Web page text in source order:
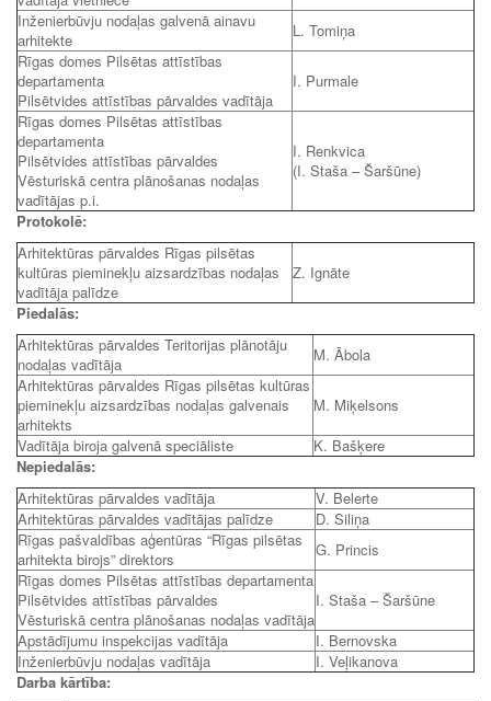
Inženierbūvju nodaļas galvenā ainavu
arhitekte
L. Tomiņa
Rīgas domes Pilsētas attīstības
departamenta
Pilsētvides attīstības pārvaldes vadītāja
I. Purmale
Rīgas domes Pilsētas attīstības
departamenta
Pilsētvides attīstības pārvaldes
Vēsturiskā centra plānošanas nodaļas
vadītājas p.i.
I. Renkvica
(I. Staša – Šaršūne)
Protokolē:
Arhitektūras pārvaldes Rīgas pilsētas
kultūras pieminekļu aizsardzības nodaļas
vadītāja palīdze
Z. Ignāte
Piedalās:
Arhitektūras pārvaldes Teritorijas plānotāju
nodaļas vadītāja
M. Ābola
Arhitektūras pārvaldes Rīgas pilsētas kultūras
pieminekļu aizsardzības nodaļas galvenais
arhitekts
M. Miķelsons
Vadītāja biroja galvenā speciāliste
K. Bašķere
Nepiedalās:
Arhitektūras pārvaldes vadītāja
V. Belerte
Arhitektūras pārvaldes vadītājas palīdze
D. Siliņa
Rīgas pašvaldības aģentūras “Rīgas pilsētas
arhitekta birojs” direktors
G. Princis
Rīgas domes Pilsētas attīstības departamenta
Pilsētvides attīstības pārvaldes
Vēsturiskā centra plānošanas nodaļas vadītāja
I. Staša – Šaršūne
Apstādījumu inspekcijas vadītāja
I. Bernovska
Inženierbūvju nodaļas vadītāja
I. Veļikanova
Darba kārtība: